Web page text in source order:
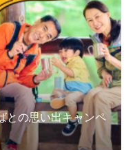
との思い出キャンペ